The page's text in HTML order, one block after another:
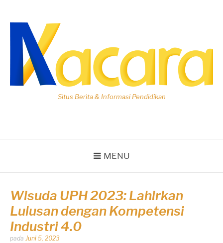
konten
Situs Berita & Informasi Pendidikan
MENU
Wisuda UPH 2023: Lahirkan
Lulusan dengan Kompetensi
Industri 4.0
Dipos
pada Juni 5, 2023